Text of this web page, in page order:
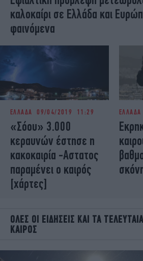
ΕΚΤΑΚΤΟ ΔΕΛΤΙΟ ΕΠΙΚΙΝΔΥΝΩΝ
ΦΑΙΝΟΜΕΝΩΝ
καλοκαίρι σε Ελλάδα και
φαινόμενα
ΕΛΛΑΔΑ 09/04/2019 11:29
«Σόου» 3.000
κεραυνών έστησε η
κακοκαιρία -Αστατος
παραμένει ο καιρός
[χάρτες]
ΕΛΛΑΔΑ
OΛΕΣ ΟΙ ΕΙΔΗΣΕΙΣ ΚΑΙ ΤΑ
ΚΑΙΡΟΣ